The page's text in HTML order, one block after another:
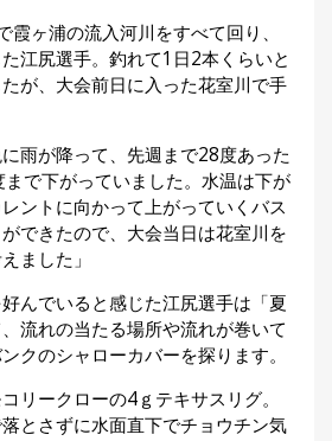
ヶ浦の流入河川をすべて回り、
江尻選手。釣れて1日2本くらいと
が、大会前日に入った花室川で手
に雨が降って、先週まで28度あった
で下がっていました。水温は下が
ントに向かって上がっていくバス
できたので、大会当日は花室川を
ました」
んでいると感じた江尻選手は「夏
流れの当たる場所や流れが巻いて
クのシャローカバーを探ります。
リークローの4ｇテキサスリグ。
とさずに水面直下でチョウチン気